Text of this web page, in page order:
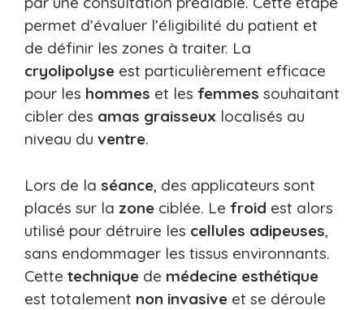
permet d’évaluer l’éligibilité du patient et
de définir les zones à traiter. La
cryolipolyse est particulièrement efficace
pour les hommes et les femmes souhaitant
cibler des amas graisseux localisés au
niveau du ventre.
Lors de la séance, des applicateurs sont
placés sur la zone ciblée. Le froid est alors
utilisé pour détruire les cellules adipeuses,
sans endommager les tissus environnants.
Cette technique de médecine esthétique
est totalement non invasive et se déroule